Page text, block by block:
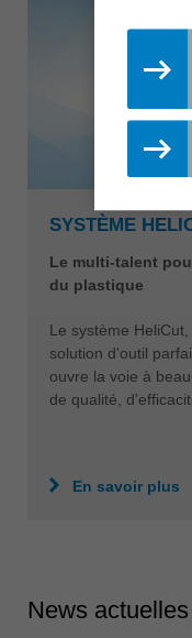
SYSTÈME
Le multi-talent
du plastique
Le système
solution d'outil
ouvre la voie à
de qualité,
En savoir plus
News actuelles